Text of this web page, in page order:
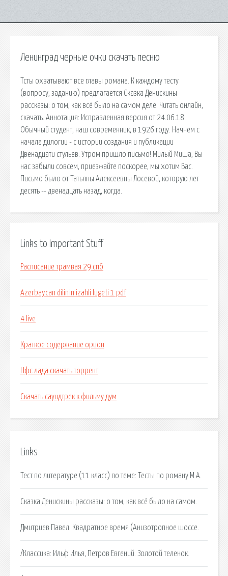
Ленинград черные очки скачать песню
Тсты охватывают все главы романа. К каждому тесту
(вопросу, заданию) предлагается Сказка Денискины
рассказы: о том, как всё было на самом деле. Читать онлайн,
скачать. Аннотация: Исправленная версия от 24.06.18.
Обычный студент, наш современник, в 1926 году. Начнем с
начала дилогии - с истории создания и публикации
Двенадцати стульев. Утром пришло письмо! Милый Миша, Вы
нас забыли совсем, приезжайте поскорее, мы хотим Вас.
Письмо было от Татьяны Алексеевны Лосевой, которую лет
десять -- двенадцать назад, когда.
Links to Important Stuff
Расписание трамвая 29 спб
Azerbaycan dilinin izahli lugeti 1 pdf
4 live
Краткое содержание орион
Нфс лада скачать торрент
Скачать саундтрек к фильму дум
Links
Тест по литературе (11 класс) по теме: Тесты по роману М.А.
Сказка Денискины рассказы: о том, как всё было на самом.
Дмитриев Павел. Квадратное время (Анизотропное шоссе.
/Классика: Ильф Илья, Петров Евгений. Золотой теленок.